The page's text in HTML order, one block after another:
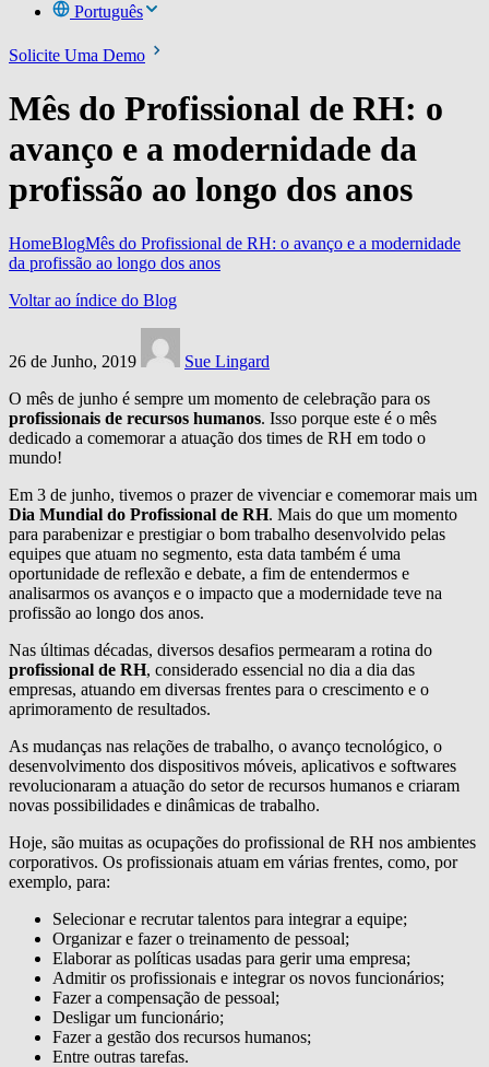
Português
Solicite Uma Demo
Mês do Profissional de RH: o
avanço e a modernidade da
profissão ao longo dos anos
HomeBlogMês do Profissional de RH: o avanço e a modernidade
da profissão ao longo dos anos
Voltar ao índice do Blog
26 de Junho, 2019
Sue Lingard
O mês de junho é sempre um momento de celebração para os
profissionais de recursos humanos. Isso porque este é o mês
dedicado a comemorar a atuação dos times de RH em todo o
mundo!
Em 3 de junho, tivemos o prazer de vivenciar e comemorar mais um
Dia Mundial do Profissional de RH. Mais do que um momento
para parabenizar e prestigiar o bom trabalho desenvolvido pelas
equipes que atuam no segmento, esta data também é uma
oportunidade de reflexão e debate, a fim de entendermos e
analisarmos os avanços e o impacto que a modernidade teve na
profissão ao longo dos anos.
Nas últimas décadas, diversos desafios permearam a rotina do
profissional de RH, considerado essencial no dia a dia das
empresas, atuando em diversas frentes para o crescimento e o
aprimoramento de resultados.
As mudanças nas relações de trabalho, o avanço tecnológico, o
desenvolvimento dos dispositivos móveis, aplicativos e softwares
revolucionaram a atuação do setor de recursos humanos e criaram
novas possibilidades e dinâmicas de trabalho.
Hoje, são muitas as ocupações do profissional de RH nos ambientes
corporativos. Os profissionais atuam em várias frentes, como, por
exemplo, para:
Selecionar e recrutar talentos para integrar a equipe;
Organizar e fazer o treinamento de pessoal;
Elaborar as políticas usadas para gerir uma empresa;
Admitir os profissionais e integrar os novos funcionários;
Fazer a compensação de pessoal;
Desligar um funcionário;
Fazer a gestão dos recursos humanos;
Entre outras tarefas.